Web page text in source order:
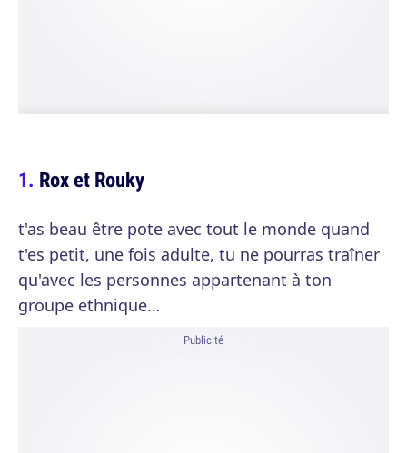
Rox et Rouky
t'as beau être pote avec tout le monde quand
t'es petit, une fois adulte, tu ne pourras traîner
qu'avec les personnes appartenant à ton
groupe ethnique…
Publicité